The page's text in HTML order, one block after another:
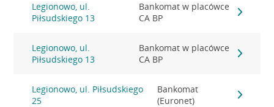
Legionowo, ul.
Piłsudskiego 13
Bankomat w placówce
CA BP
Legionowo, ul.
Piłsudskiego 13
Bankomat w placówce
CA BP
Legionowo, ul. Piłsudskiego
25
Bankomat
(Euronet)